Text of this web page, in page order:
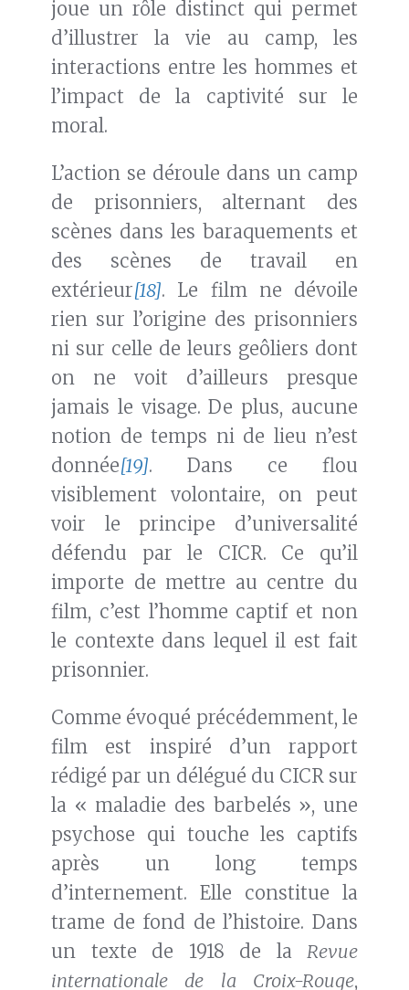
joue un rôle distinct qui permet
d’illustrer la vie au camp, les
interactions entre les hommes et
l’impact de la captivité sur le
moral.
L’action se déroule dans un camp
de prisonniers, alternant des
scènes dans les baraquements et
des scènes de travail en
extérieur[18]. Le film ne dévoile
rien sur l’origine des prisonniers
ni sur celle de leurs geôliers dont
on ne voit d’ailleurs presque
jamais le visage. De plus, aucune
notion de temps ni de lieu n’est
donnée[19]. Dans ce flou
visiblement volontaire, on peut
voir le principe d’universalité
défendu par le CICR. Ce qu’il
importe de mettre au centre du
film, c’est l’homme captif et non
le contexte dans lequel il est fait
prisonnier.
Comme évoqué précédemment, le
film est inspiré d’un rapport
rédigé par un délégué du CICR sur
la « maladie des barbelés », une
psychose qui touche les captifs
après un long temps
d’internement. Elle constitue la
trame de fond de l’histoire. Dans
un texte de 1918 de la Revue
internationale de la Croix-Rouge,